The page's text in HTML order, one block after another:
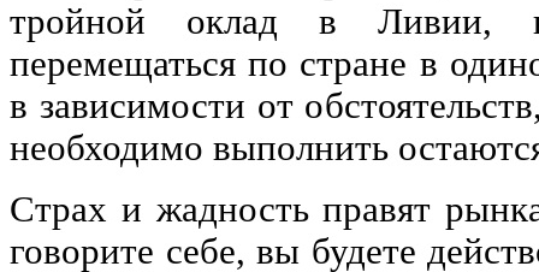
тройной оклад в Ливии,
перемещаться по стране в
в зависимости от
необходимо выполнить
Страх и жадность правят
говорите себе, вы будете